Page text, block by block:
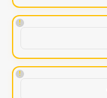
!
!